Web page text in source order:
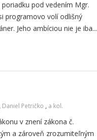
pod vedením Mgr.
programovo volí odlišný
Jeho ambíciou nie je iba...
Daniel Petričko , a kol.
v znení zákona č.
a zároveň zrozumiteľným